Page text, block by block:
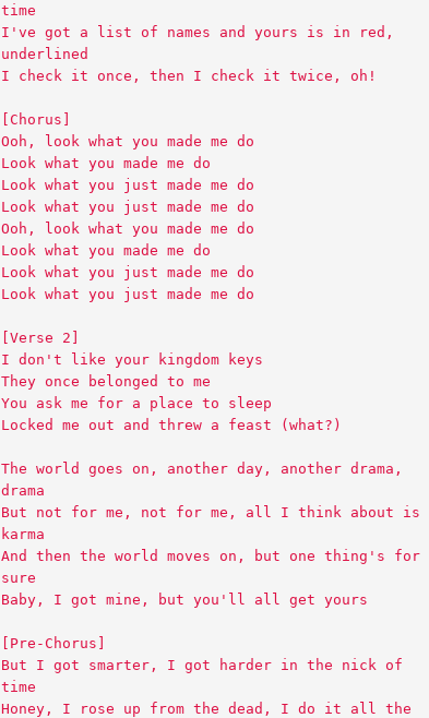
time
I've got a list of names and yours is in red,
underlined
I check it once, then I check it twice, oh!
[Chorus]
Ooh, look what you made me do
Look what you made me do
Look what you just made me do
Look what you just made me do
Ooh, look what you made me do
Look what you made me do
Look what you just made me do
Look what you just made me do
[Verse 2]
I don't like your kingdom keys
They once belonged to me
You ask me for a place to sleep
Locked me out and threw a feast (what?)
The world goes on, another day, another drama,
drama
But not for me, not for me, all I think about is
karma
And then the world moves on, but one thing's for
sure
Baby, I got mine, but you'll all get yours
[Pre-Chorus]
But I got smarter, I got harder in the nick of
time
Honey, I rose up from the dead, I do it all the